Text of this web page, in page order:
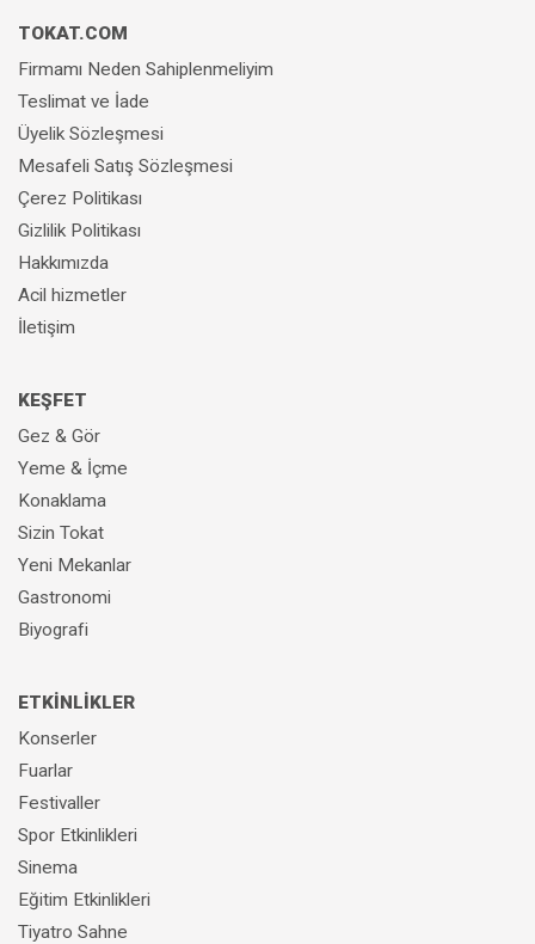
TOKAT.COM
Firmamı Neden Sahiplenmeliyim
Teslimat ve İade
Üyelik Sözleşmesi
Mesafeli Satış Sözleşmesi
Çerez Politikası
Gizlilik Politikası
Hakkımızda
Acil hizmetler
İletişim
KEŞFET
Gez & Gör
Yeme & İçme
Konaklama
Sizin Tokat
Yeni Mekanlar
Gastronomi
Biyografi
ETKİNLİKLER
Konserler
Fuarlar
Festivaller
Spor Etkinlikleri
Sinema
Eğitim Etkinlikleri
Tiyatro Sahne